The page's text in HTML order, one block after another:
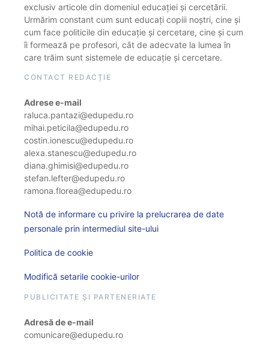
exclusiv articole din domeniul educației și cercetării.
Urmărim constant cum sunt educați copiii noștri, cine și
cum face politicile din educație și cercetare, cine și cum
îi formează pe profesori, cât de adecvate la lumea în
care trăim sunt sistemele de educație și cercetare.
CONTACT REDACȚIE
Adrese e-mail
raluca.pantazi@edupedu.ro
mihai.peticila@edupedu.ro
costin.ionescu@edupedu.ro
alexa.stanescu@edupedu.ro
diana.ghimisi@edupedu.ro
stefan.lefter@edupedu.ro
ramona.florea@edupedu.ro
Notă de informare cu privire la prelucrarea de date
personale prin intermediul site-ului
Politica de cookie
Modifică setarile cookie-urilor
PUBLICITATE ȘI PARTENERIATE
Adresă de e-mail
comunicare@edupedu.ro